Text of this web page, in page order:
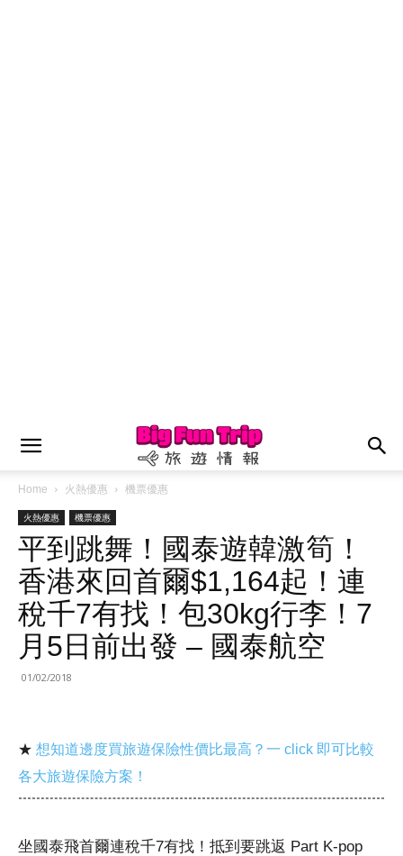
Home 火熱優惠 機票優惠
火熱優惠 機票優惠
平到跳舞！國泰遊韓激筍！
香港來回首爾$1,164起！連
稅千7有找！包30kg行李！7
月5日前出發 – 國泰航空
01/02/2018
★ 想知道邊度買旅遊保險性價比最高？一 click 即可比較
各大旅遊保險方案！
坐國泰飛首爾連稅千7有找！抵到要跳返 Part K-pop